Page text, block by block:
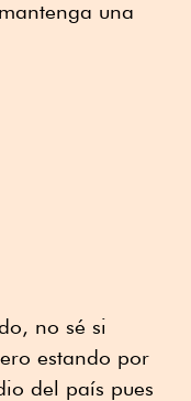
una
no sé si
estando por
del país pues